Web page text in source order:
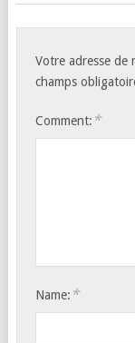
Votre adresse de
champs
Comment: *
Name: *